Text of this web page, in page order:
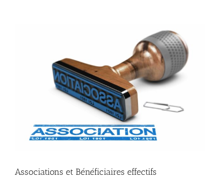
Associations et Bénéficiaires effectifs